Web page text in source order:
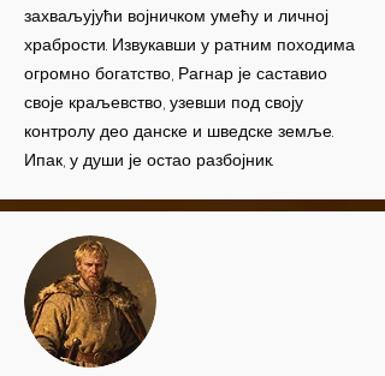
захваљујући војничком умећу и личној
храбрости. Извукавши у ратним походима
огромно богатство, Рагнар је саставио
своје краљевство, узевши под своју
контролу део данске и шведске земље.
Ипак, у души је остао разбојник.